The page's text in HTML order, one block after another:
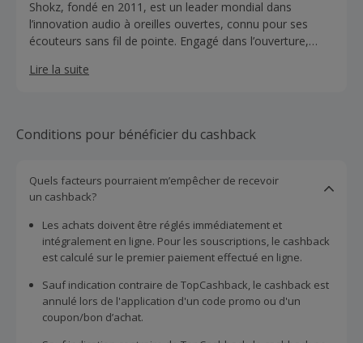
Shokz, fondé en 2011, est un leader mondial dans
l’innovation audio à oreilles ouvertes, connu pour ses
écouteurs sans fil de pointe. Engagé dans l’ouverture,
utilisateurs de profiter de la musique tout en restant
Lire la suite
Conditions pour bénéficier du cashback
Quels facteurs pourraient m’empêcher de recevoir
un cashback?
Les achats doivent être réglés immédiatement et
intégralement en ligne. Pour les souscriptions, le cashback
est calculé sur le premier paiement effectué en ligne.
Sauf indication contraire de TopCashback, le cashback est
annulé lors de l'application d'un code promo ou d'un
coupon/bon d’achat.